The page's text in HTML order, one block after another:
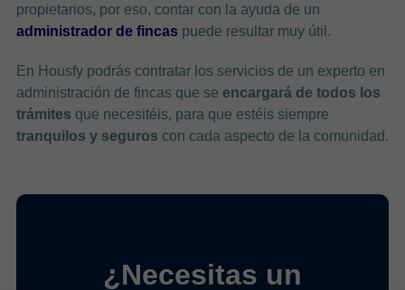
propietarios, por eso, contar con la ayuda de un
administrador de fincas puede resultar muy útil.
En Housfy podrás contratar los servicios de un experto en
administración de fincas que se encargará de todos los
trámites que necesitéis, para que estéis siempre
tranquilos y seguros con cada aspecto de la comunidad.
¿Necesitas un